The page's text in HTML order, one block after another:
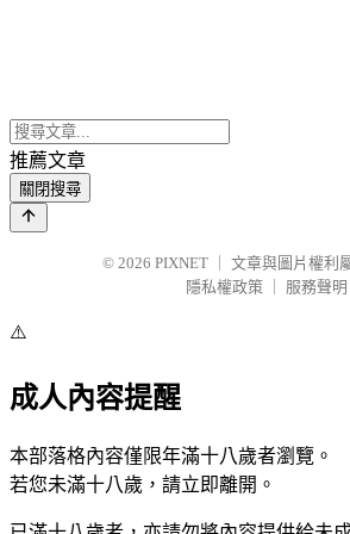
推薦文章
關閉搜尋
© 2026 PIXNET
文章與圖片權利
隱私權政策
服務聲明
⚠️
成人內容提醒
本部落格內容僅限年滿十八歲者瀏覽。
若您未滿十八歲，請立即離開。